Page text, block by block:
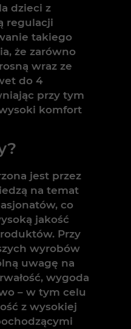
dzieci z
regulacji
takiego
że zarówno
wraz ze
do 4
przy tym
komfort
jest przez
na temat
co
jakość
Przy
wyrobów
uwagę na
wygoda
– w tym celu
z wysokiej